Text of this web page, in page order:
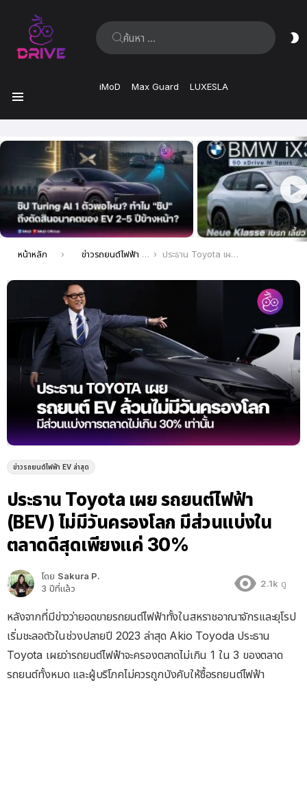
ค้นหา:
iMoD Max Guard LUXESLA
ล่าสุด
คุณอยู่ที่นี่:
หน้าหลัก ข่าวรถยนต์ไฟฟ้า EV ล่าสุด ประธาน Toyota เผย รถยนต์ไฟฟ้า (BEV) ไม่มีวันครองโลก มีส่วนแบ่งในตลาดดีสุดเพียงแค่ 30%
ข่าวรถยนต์ไฟฟ้า EV ล่าสุด
ประธาน Toyota เผย รถยนต์ไฟฟ้า
(BEV) ไม่มีวันครองโลก มีส่วนแบ่งใน
ตลาดดีสุดเพียงแค่ 30%
โดย Sakura P.
3 ปีที่แล้ว
2.1k ดู
หลังจากที่มีข่าวว่ายอดขายรถยนต์ไฟฟ้าทั้งในสหราชอาณาจักรและยุโรป
เริ่มชะลอตัวในช่วงปลายปี 2023 ล่าสุด Akio Toyoda ประธาน
Toyota เผยว่ารถยนต์ไฟฟ้าจะครองตลาดไม่เกิน 1 ใน 3 ของตลาด
รถยนต์ทั้งหมด และผู้บริโภคไม่ควรถูกบังคับให้ซื้อรถยนต์ไฟฟ้า